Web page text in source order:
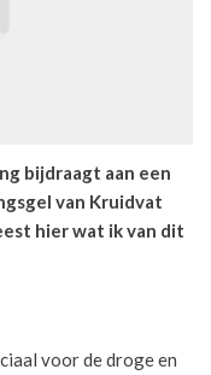
bijdraagt aan een
van Kruidvat
hier wat ik van dit
voor de droge en